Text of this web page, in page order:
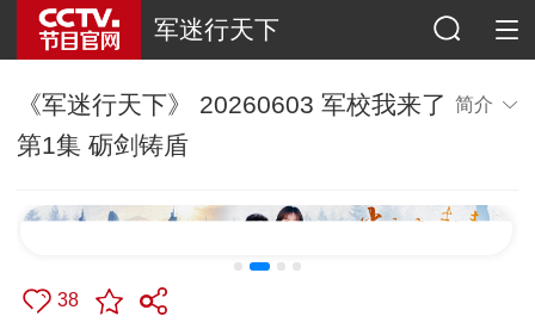
军迷行天下
《军迷行天下》 20260603 军校我来了
第1集 砺剑铸盾
简介
38